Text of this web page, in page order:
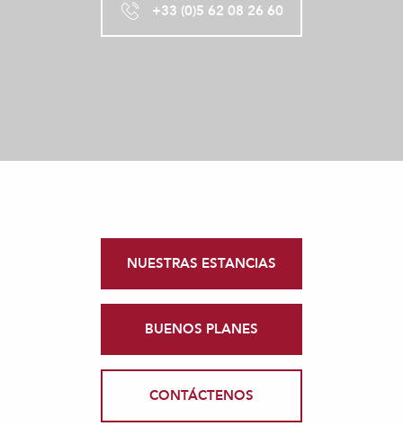
+33 (0)5 62 08 26 60
NUESTRAS ESTANCIAS
BUENOS PLANES
CONTÁCTENOS